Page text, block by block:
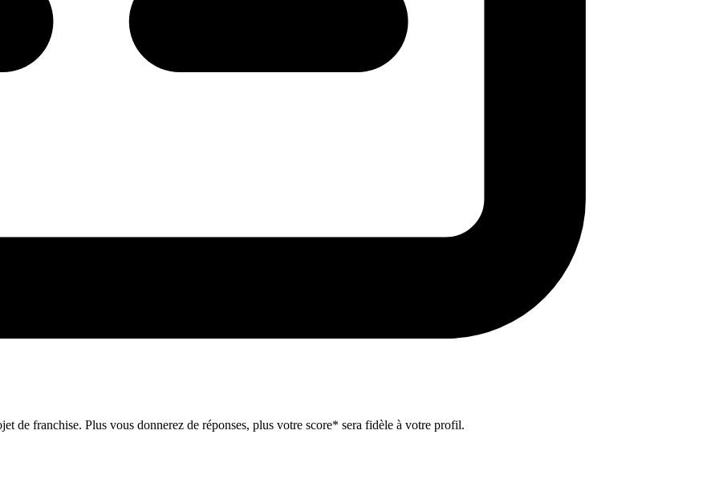
de franchise. Plus vous donnerez de réponses, plus votre score* sera fidèle à votre profil.